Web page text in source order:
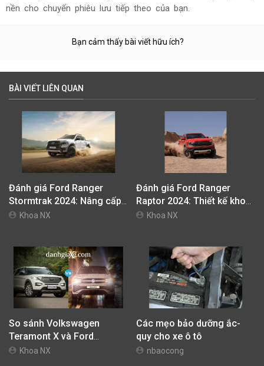
nền cho chuyến phiêu lưu tiếp theo của bạn.
Bạn cảm thấy bài viết hữu ích?
BÀI VIẾT LIÊN QUAN
Đánh giá Ford Ranger
Stormtrak 2024: Nâng cấp
đáng giá, trang bị ngập
Khoa NX
Đánh giá Ford Ranger
Raptor 2024: Thiết kế khoẻ
khoắn và nam tính, vận
Khoa NX
So sánh Volkswagen
Teramont X và Ford
Explorer: Chọn phong cách
Khoa NX
Các mẹo bảo dưỡng ắc-
quy cho xe ô tô
nbaocong